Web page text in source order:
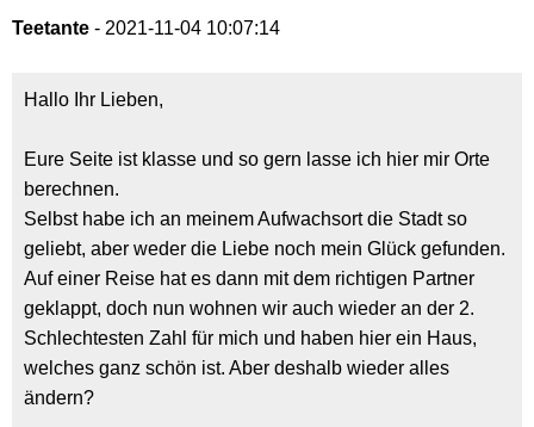
Teetante - 2021-11-04 10:07:14
Hallo Ihr Lieben,
Eure Seite ist klasse und so gern lasse ich hier mir Orte
berechnen.
Selbst habe ich an meinem Aufwachsort die Stadt so
geliebt, aber weder die Liebe noch mein Glück gefunden.
Auf einer Reise hat es dann mit dem richtigen Partner
geklappt, doch nun wohnen wir auch wieder an der 2.
Schlechtesten Zahl für mich und haben hier ein Haus,
welches ganz schön ist. Aber deshalb wieder alles
ändern?